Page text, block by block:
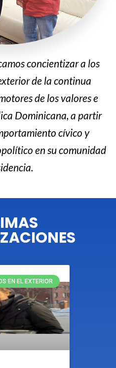
concientizar a los
de la continua
de los valores e
Dominicana, a partir
cívico y
en su comunidad
EN EL EXTERIOR